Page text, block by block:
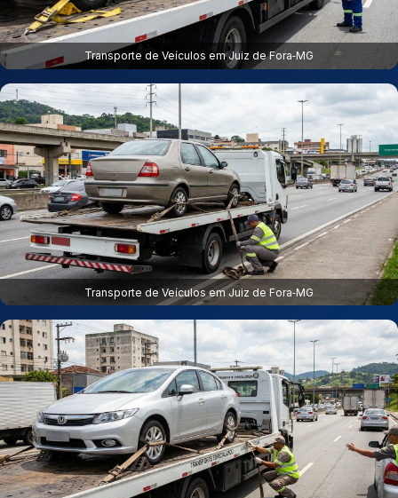
Transporte de Veículos em Juiz de Fora‑MG
Transporte de Veículos em Juiz de Fora‑MG